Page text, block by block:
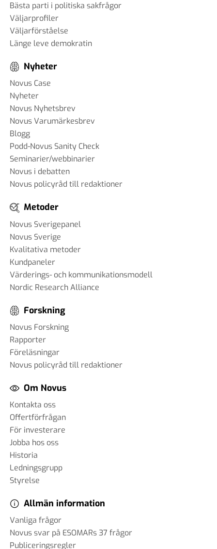
Bästa parti i politiska sakfrågor
Väljarprofiler
Väljarförståelse
Länge leve demokratin
Nyheter
Novus Case
Nyheter
Novus Nyhetsbrev
Novus Varumärkesbrev
Blogg
Podd-Novus Sanity Check
Seminarier/webbinarier
Novus i debatten
Novus policyråd till redaktioner
Metoder
Novus Sverigepanel
Novus Sverige
Kvalitativa metoder
Kundpaneler
Värderings- och kommunikationsmodell
Nordic Research Alliance
Forskning
Novus Forskning
Rapporter
Föreläsningar
Novus policyråd till redaktioner
Om Novus
Kontakta oss
Offertförfrågan
För investerare
Jobba hos oss
Historia
Ledningsgrupp
Styrelse
Allmän information
Vanliga frågor
Novus svar på ESOMARs 37 frågor
Publiceringsregler